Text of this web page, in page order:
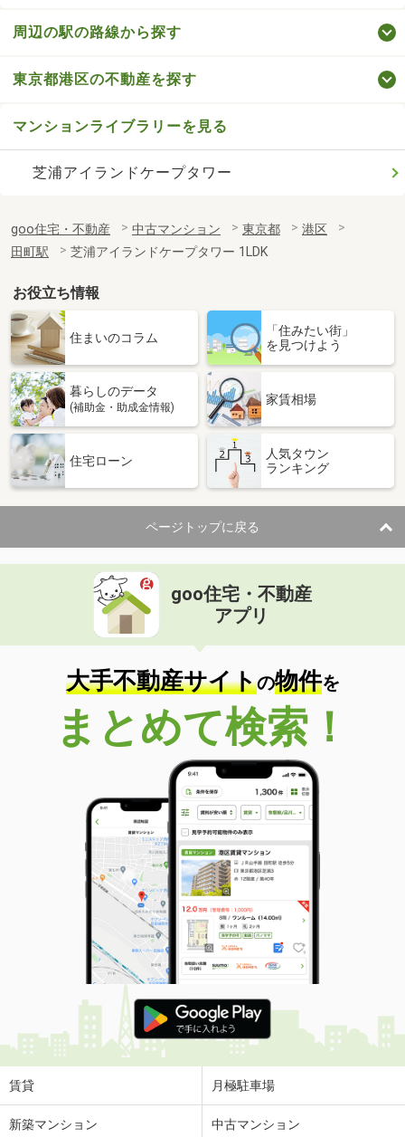
周辺の駅の路線から探す
東京都港区の不動産を探す
マンションライブラリーを見る
芝浦アイランドケープタワー
goo住宅・不動産 中古マンション 東京都
港区
田町駅
芝浦アイランドケープタワー 1LDK
お役立ち情報
住まいのコラム
「住みたい街」
を見つけよう
暮らしのデータ
(補助金・助成金情報)
家賃相場
住宅ローン
人気タウン
ランキング
ページトップに戻る
goo住宅・不動産
アプリ
大手不動産サイトの物件を
まとめて検索！
賃貸 月極駐車場
新築マンション 中古マンション